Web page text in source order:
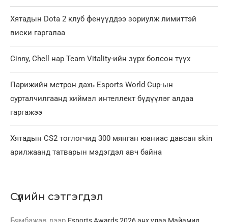
Хятадын Dota 2 клуб фенүүддээ зориулж лимиттэй
виски гаргалаа
Cinny, Chell нар Team Vitality-ийн зүрх болсон түүх
Парижийн метрон дахь Esports World Cup-ын
сурталчилгаанд хиймэл интеллект бүдүүлэг алдаа
гаргажээ
Хятадын CS2 тоглогчид 300 мянган юаниас давсан skin
арилжаанд татварын мэдэгдэл авч байна
Сүүлийн сэтгэгдэл
Esports Awards 2026 анх удаа Майамид